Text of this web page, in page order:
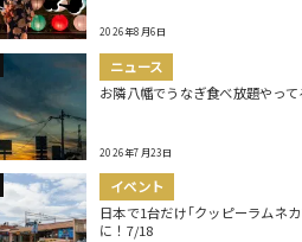
2026年8月6日
ニュース
お隣八幡でうなぎ食べ放題やって
2026年7月23日
イベント
日本で1台だけ｢クッピーラムネ
に！7/18